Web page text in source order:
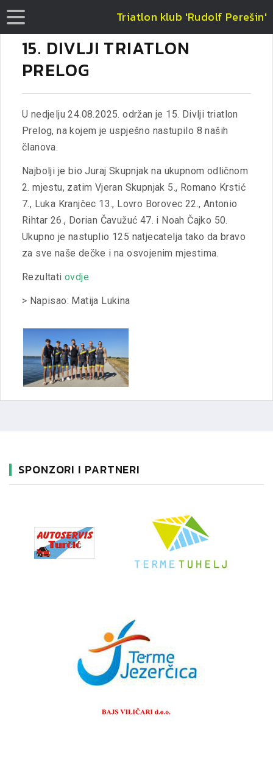
Triatlon klub 'Rudolf Perešin'
15. DIVLJI TRIATLON
PRELOG
U nedjelju 24.08.2025. održan je 15. Divlji triatlon
Prelog, na kojem je uspješno nastupilo 8 naših
članova.
Najbolji je bio Juraj Skupnjak na ukupnom odličnom
2. mjestu, zatim Vjeran Skupnjak 5., Romano Krstić
7., Luka Kranjčec 13., Lovro Borovec 22., Antonio
Rihtar 26., Dorian Čavužuć 47. i Noah Čajko 50.
Ukupno je nastuplio 125 natjecatelja tako da bravo
za sve naše dečke i na osvojenim mjestima.
Rezultatiovdje
> Napisao: Matija Lukina
SPONZORI I PARTNERI